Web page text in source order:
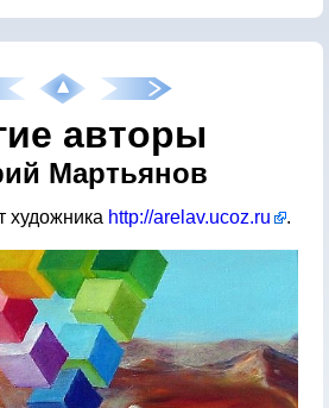
авторы
Мартьянов
художника http://arelav.ucoz.ru .